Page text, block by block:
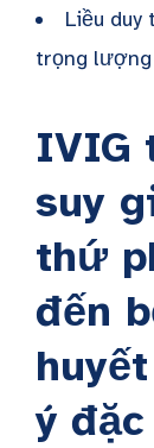
Liều
trọng
IVIG
suy
thứ
đến
ý